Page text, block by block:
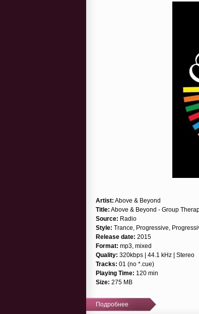
Artist: Above & Beyond
Title: Above & Beyond - Group
Source: Radio
Style: Trance, Progressive,
Release date: 2015
Format: mp3, mixed
Quality: 320kbps | 44.1 kHz | Stereo
Tracks: 01 (no *.cue)
Playing Time: 120 min
Size: 275 MB
Подробнее